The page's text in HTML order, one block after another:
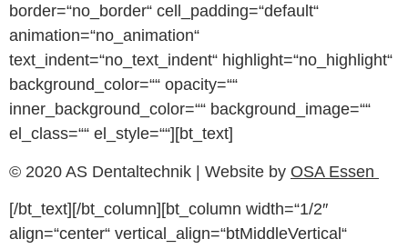
border=“no_border“ cell_padding=“default“
animation=“no_animation“
text_indent=“no_text_indent“ highlight=“no_highlight“
background_color=““ opacity=““
inner_background_color=““ background_image=““
el_class=““ el_style=““][bt_text]
© 2020 AS Dentaltechnik | Website by OSA Essen
[/bt_text][/bt_column][bt_column width=“1/2″
align=“center“ vertical_align=“btMiddleVertical“